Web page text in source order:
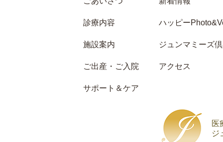
医
ジ
診療内容
施設案内
ご出産・ご入院
サポート＆ケア
ハッピー
ジュンマミーズ
アクセス